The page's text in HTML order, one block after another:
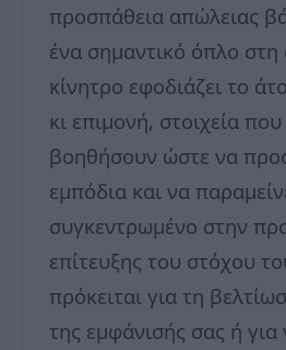
προσπάθεια απώλειας
ένα σημαντικό όπλο
κίνητρο εφοδιάζει το
κι επιμονή, στοιχεία
βοηθήσουν ώστε να
εμπόδια και να
συγκεντρωμένο στην
επίτευξης του στόχου
πρόκειται για τη
της εμφάνισής σας ή για